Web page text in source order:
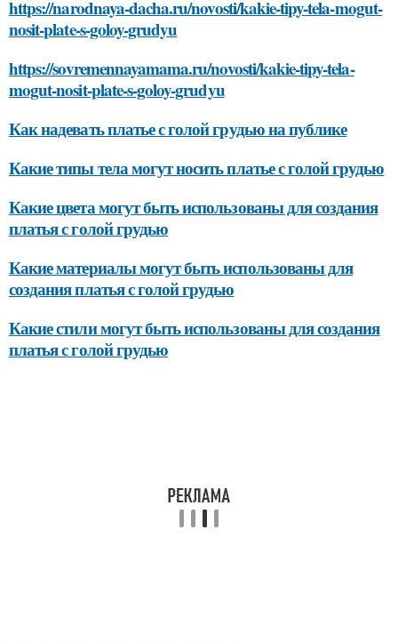
https://narodnaya-dacha.ru/novosti/kakie-tipy-tela-mogut-
nosit-plate-s-goloy-grudyu
https://sovremennayamama.ru/novosti/kakie-tipy-tela-
mogut-nosit-plate-s-goloy-grudyu
Как надевать платье с голой грудью на публике
Какие типы тела могут носить платье с голой грудью
Какие цвета могут быть использованы для создания
платья с голой грудью
Какие материалы могут быть использованы для
создания платья с голой грудью
Какие стили могут быть использованы для создания
платья с голой грудью